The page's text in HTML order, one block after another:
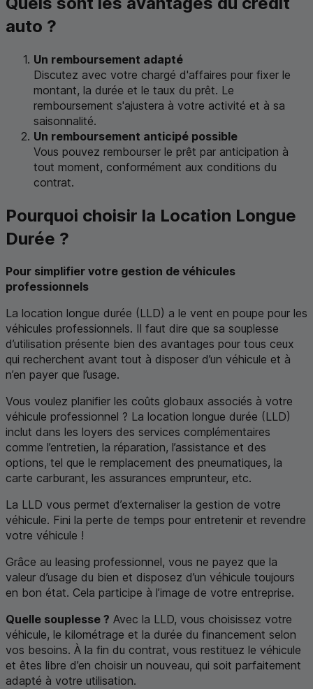
auto ?
Un remboursement adapté
Discutez avec votre chargé d'affaires pour fixer le
montant, la durée et le taux du prêt. Le
remboursement s'ajustera à votre activité et à sa
saisonnalité.
Un remboursement anticipé possible
Vous pouvez rembourser le prêt par anticipation à
tout moment, conformément aux conditions du
contrat.
Pourquoi choisir la Location Longue
Durée ?
Pour simplifier votre gestion de véhicules
professionnels
La location longue durée (LLD) a le vent en poupe pour les
véhicules professionnels. Il faut dire que sa souplesse
d’utilisation présente bien des avantages pour tous ceux
qui recherchent avant tout à disposer d’un véhicule et à
n’en payer que l’usage.
Vous voulez planifier les coûts globaux associés à votre
véhicule professionnel ? La location longue durée (LLD)
inclut dans les loyers des services complémentaires
comme l’entretien, la réparation, l’assistance et des
options, tel que le remplacement des pneumatiques, la
carte carburant, les assurances emprunteur, etc.
La LLD vous permet d’externaliser la gestion de votre
véhicule. Fini la perte de temps pour entretenir et revendre
votre véhicule !
Grâce au leasing professionnel, vous ne payez que la
valeur d’usage du bien et disposez d’un véhicule toujours
en bon état. Cela participe à l’image de votre entreprise.
Quelle souplesse ? Avec la LLD, vous choisissez votre
véhicule, le kilométrage et la durée du financement selon
vos besoins. À la fin du contrat, vous restituez le véhicule
et êtes libre d’en choisir un nouveau, qui soit parfaitement
adapté à votre utilisation.